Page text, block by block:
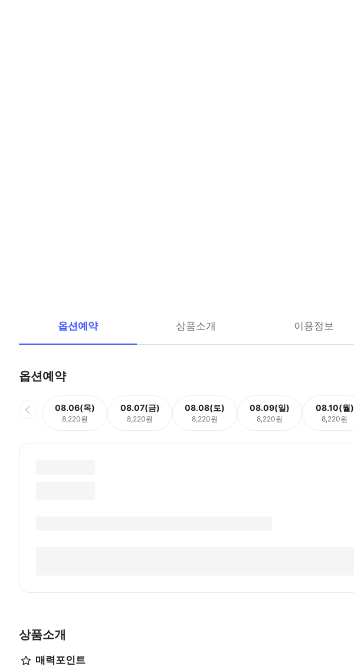
옵션예약 상품소개 이용정보
옵션예약
08.06(목)
8,220원
08.07(금)
8,220원
08.08(토)
8,220원
08.09(일)
8,220원
08.10(월)
8,220원
상품소개
매력포인트